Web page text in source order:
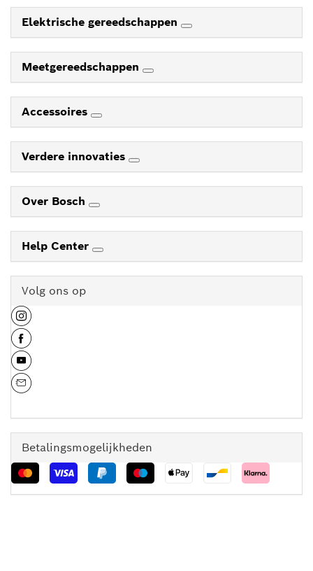
Elektrische gereedschappen
Meetgereedschappen
Accessoires
Verdere innovaties
Over Bosch
Help Center
Volg ons op
Betalingsmogelijkheden